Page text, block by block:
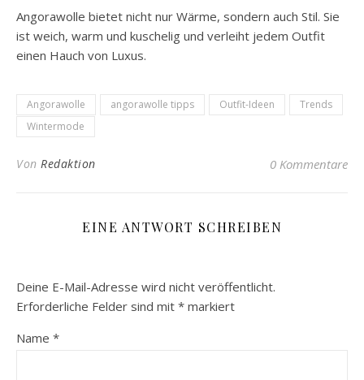
Angorawolle bietet nicht nur Wärme, sondern auch Stil. Sie
ist weich, warm und kuschelig und verleiht jedem Outfit
einen Hauch von Luxus.
Angorawolle angorawolle tipps Outfit-Ideen
Trends
Wintermode
Von Redaktion 0 Kommentare
EINE ANTWORT SCHREIBEN
Deine E-Mail-Adresse wird nicht veröffentlicht.
Erforderliche Felder sind mit * markiert
Name *